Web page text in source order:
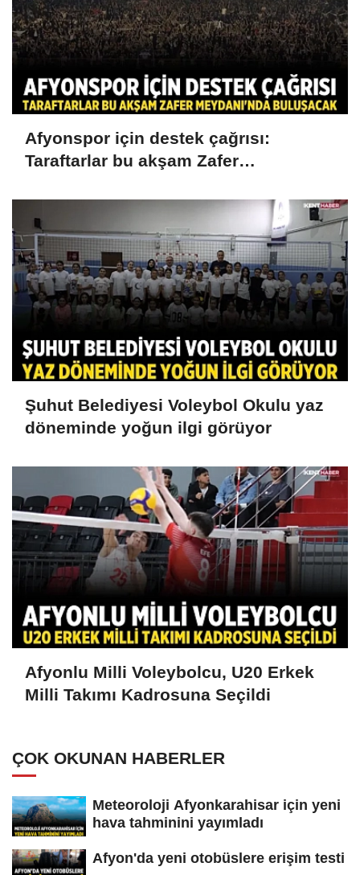
Afyonspor için destek çağrısı:
Taraftarlar bu akşam Zafer
Şuhut Belediyesi Voleybol Okulu yaz
döneminde yoğun ilgi görüyor
Afyonlu Milli Voleybolcu, U20 Erkek
Milli Takımı Kadrosuna Seçildi
ÇOK OKUNAN HABERLER
Meteoroloji Afyonkarahisar için yeni
hava tahminini yayımladı
Afyon'da yeni otobüslere erişim testi